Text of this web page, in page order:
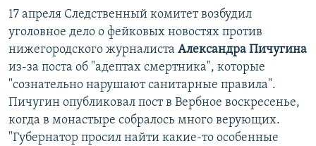
17 апреля Следственный комитет возбудил
уголовное дело о фейковых новостях против
нижегородского журналиста Александра Пичугина
из-за поста об "адептах смертника", которые
"сознательно нарушают санитарные правила".
Пичугин опубликовал пост в Вербное воскресенье,
когда в монастыре собралось много верующих.
"Губернатор просил найти какие-то особенные